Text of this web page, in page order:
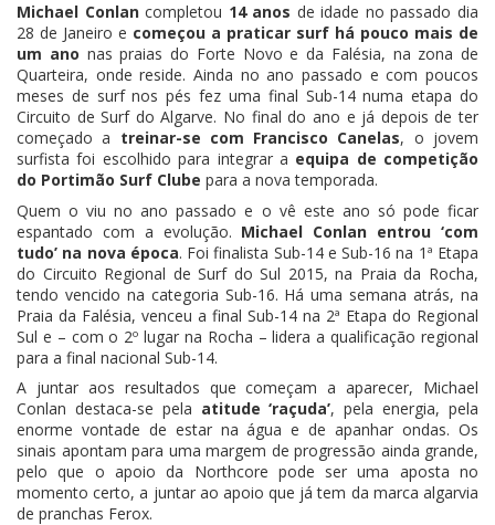
Michael Conlancompletou 14 anos de idade no passado dia
28 de Janeiro e começou a praticar surf há pouco mais de
um ano nas praias do Forte Novo e da Falésia, na zona de
Quarteira, onde reside. Ainda no ano passado e com poucos
meses de surf nos pés fez uma final Sub-14 numa etapa do
Circuito de Surf do Algarve. No final do ano e já depois de ter
começado a treinar-se com Francisco Canelas, o jovem
surfista foi escolhido para integrar a equipa de competição
do Portimão Surf Clube para a nova temporada.
Quem o viu no ano passado e o vê este ano só pode ficar
espantado com a evolução. Michael Conlan entrou ‘com
tudo’ na nova época. Foi finalista Sub-14 e Sub-16 na 1ª Etapa
do Circuito Regional de Surf do Sul 2015, na Praia da Rocha,
tendo vencido na categoria Sub-16. Há uma semana atrás, na
Praia da Falésia, venceu a final Sub-14 na 2ª Etapa do Regional
Sul e – com o 2º lugar na Rocha – lidera a qualificação regional
para a final nacional Sub-14.
A juntar aos resultados que começam a aparecer, Michael
Conlan destaca-se pela atitude ‘raçuda’, pela energia, pela
enorme vontade de estar na água e de apanhar ondas. Os
sinais apontam para uma margem de progressão ainda grande,
pelo que o apoio da Northcore pode ser uma aposta no
momento certo, a juntar ao apoio que já tem da marca algarvia
de pranchas Ferox.